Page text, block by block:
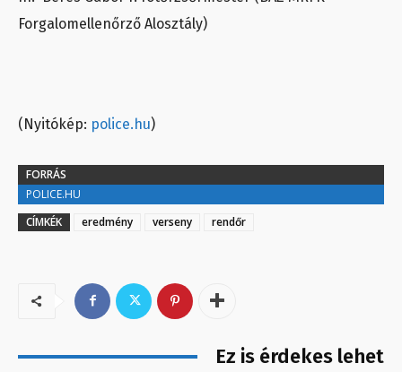
Forgalomellenőrző Alosztály)
(Nyitókép: police.hu)
FORRÁS
POLICE.HU
CÍMKÉK
eredmény verseny rendőr
Ez is érdekes lehet